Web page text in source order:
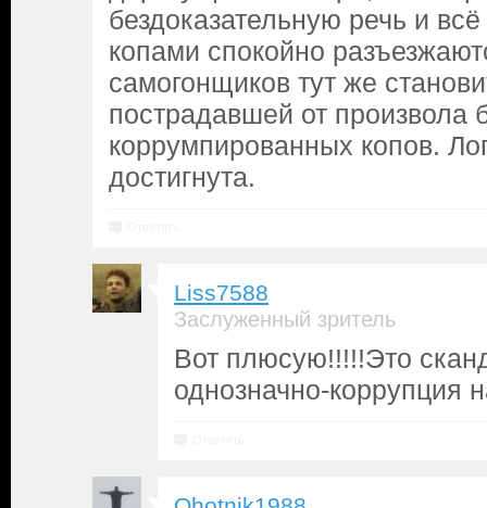
бездоказательную речь и
копами спокойно
самогонщиков тут же
пострадавшей от произвола
коррумпированных копов.
достигнута.
Liss7588
Заслуженный зритель
Вот плюсую!!!!!Это
однозначно-коррупция